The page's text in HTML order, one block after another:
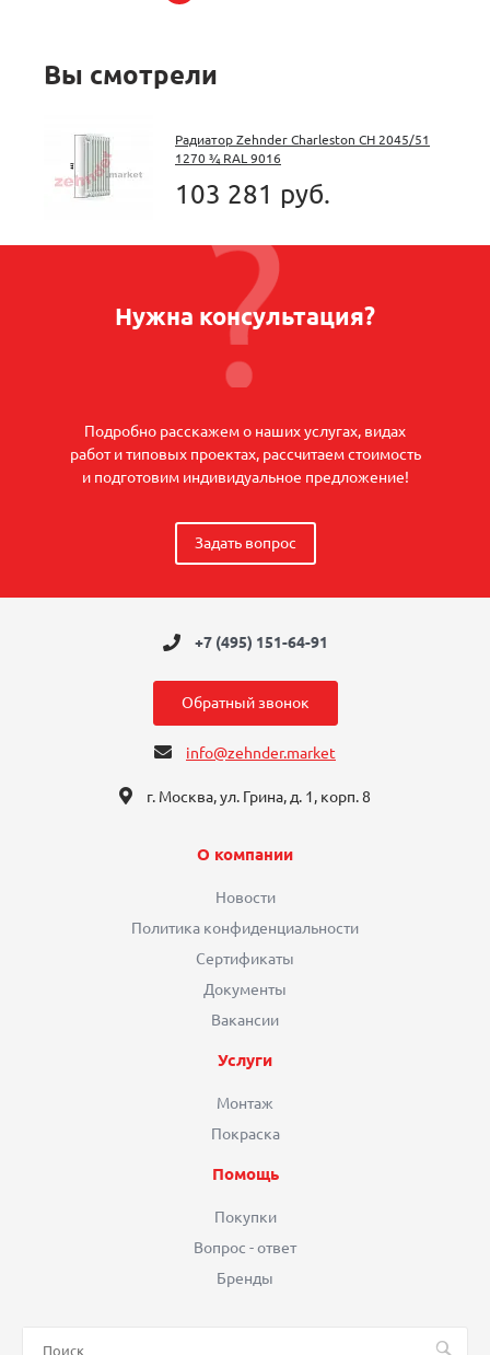
Вы смотрели
Радиатор Zehnder Charleston CH 2045/51
1270 ¾ RAL 9016
103 281 руб.
Нужна консультация?
Подробно расскажем о наших услугах, видах
работ и типовых проектах, рассчитаем стоимость
и подготовим индивидуальное предложение!
Задать вопрос
+7 (495) 151-64-91
Обратный звонок
info@zehnder.market
г. Москва, ул. Грина, д. 1, корп. 8
О компании
Новости
Политика конфиденциальности
Сертификаты
Документы
Вакансии
Услуги
Монтаж
Покраска
Помощь
Покупки
Вопрос - ответ
Бренды